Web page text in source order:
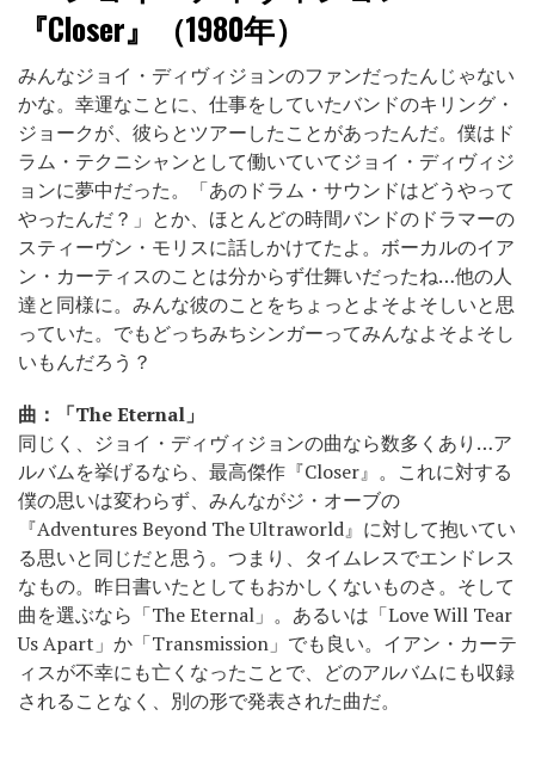
『Closer』（1980年）
みんなジョイ・ディヴィジョンのファンだったんじゃない
かな。幸運なことに、仕事をしていたバンドのキリング・
ジョークが、彼らとツアーしたことがあったんだ。僕はド
ラム・テクニシャンとして働いていてジョイ・ディヴィジ
ョンに夢中だった。「あのドラム・サウンドはどうやって
やったんだ？」とか、ほとんどの時間バンドのドラマーの
スティーヴン・モリスに話しかけてたよ。ボーカルのイア
ン・カーティスのことは分からず仕舞いだったね…他の人
達と同様に。みんな彼のことをちょっとよそよそしいと思
っていた。でもどっちみちシンガーってみんなよそよそし
いもんだろう？
曲：「The Eternal」
同じく、ジョイ・ディヴィジョンの曲なら数多くあり…ア
ルバムを挙げるなら、最高傑作『Closer』。これに対する
僕の思いは変わらず、みんながジ・オーブの
『Adventures Beyond The Ultraworld』に対して抱いてい
る思いと同じだと思う。つまり、タイムレスでエンドレス
なもの。昨日書いたとしてもおかしくないものさ。そして
曲を選ぶなら「The Eternal」。あるいは「Love Will Tear
Us Apart」か「Transmission」でも良い。イアン・カーテ
ィスが不幸にも亡くなったことで、どのアルバムにも収録
されることなく、別の形で発表された曲だ。